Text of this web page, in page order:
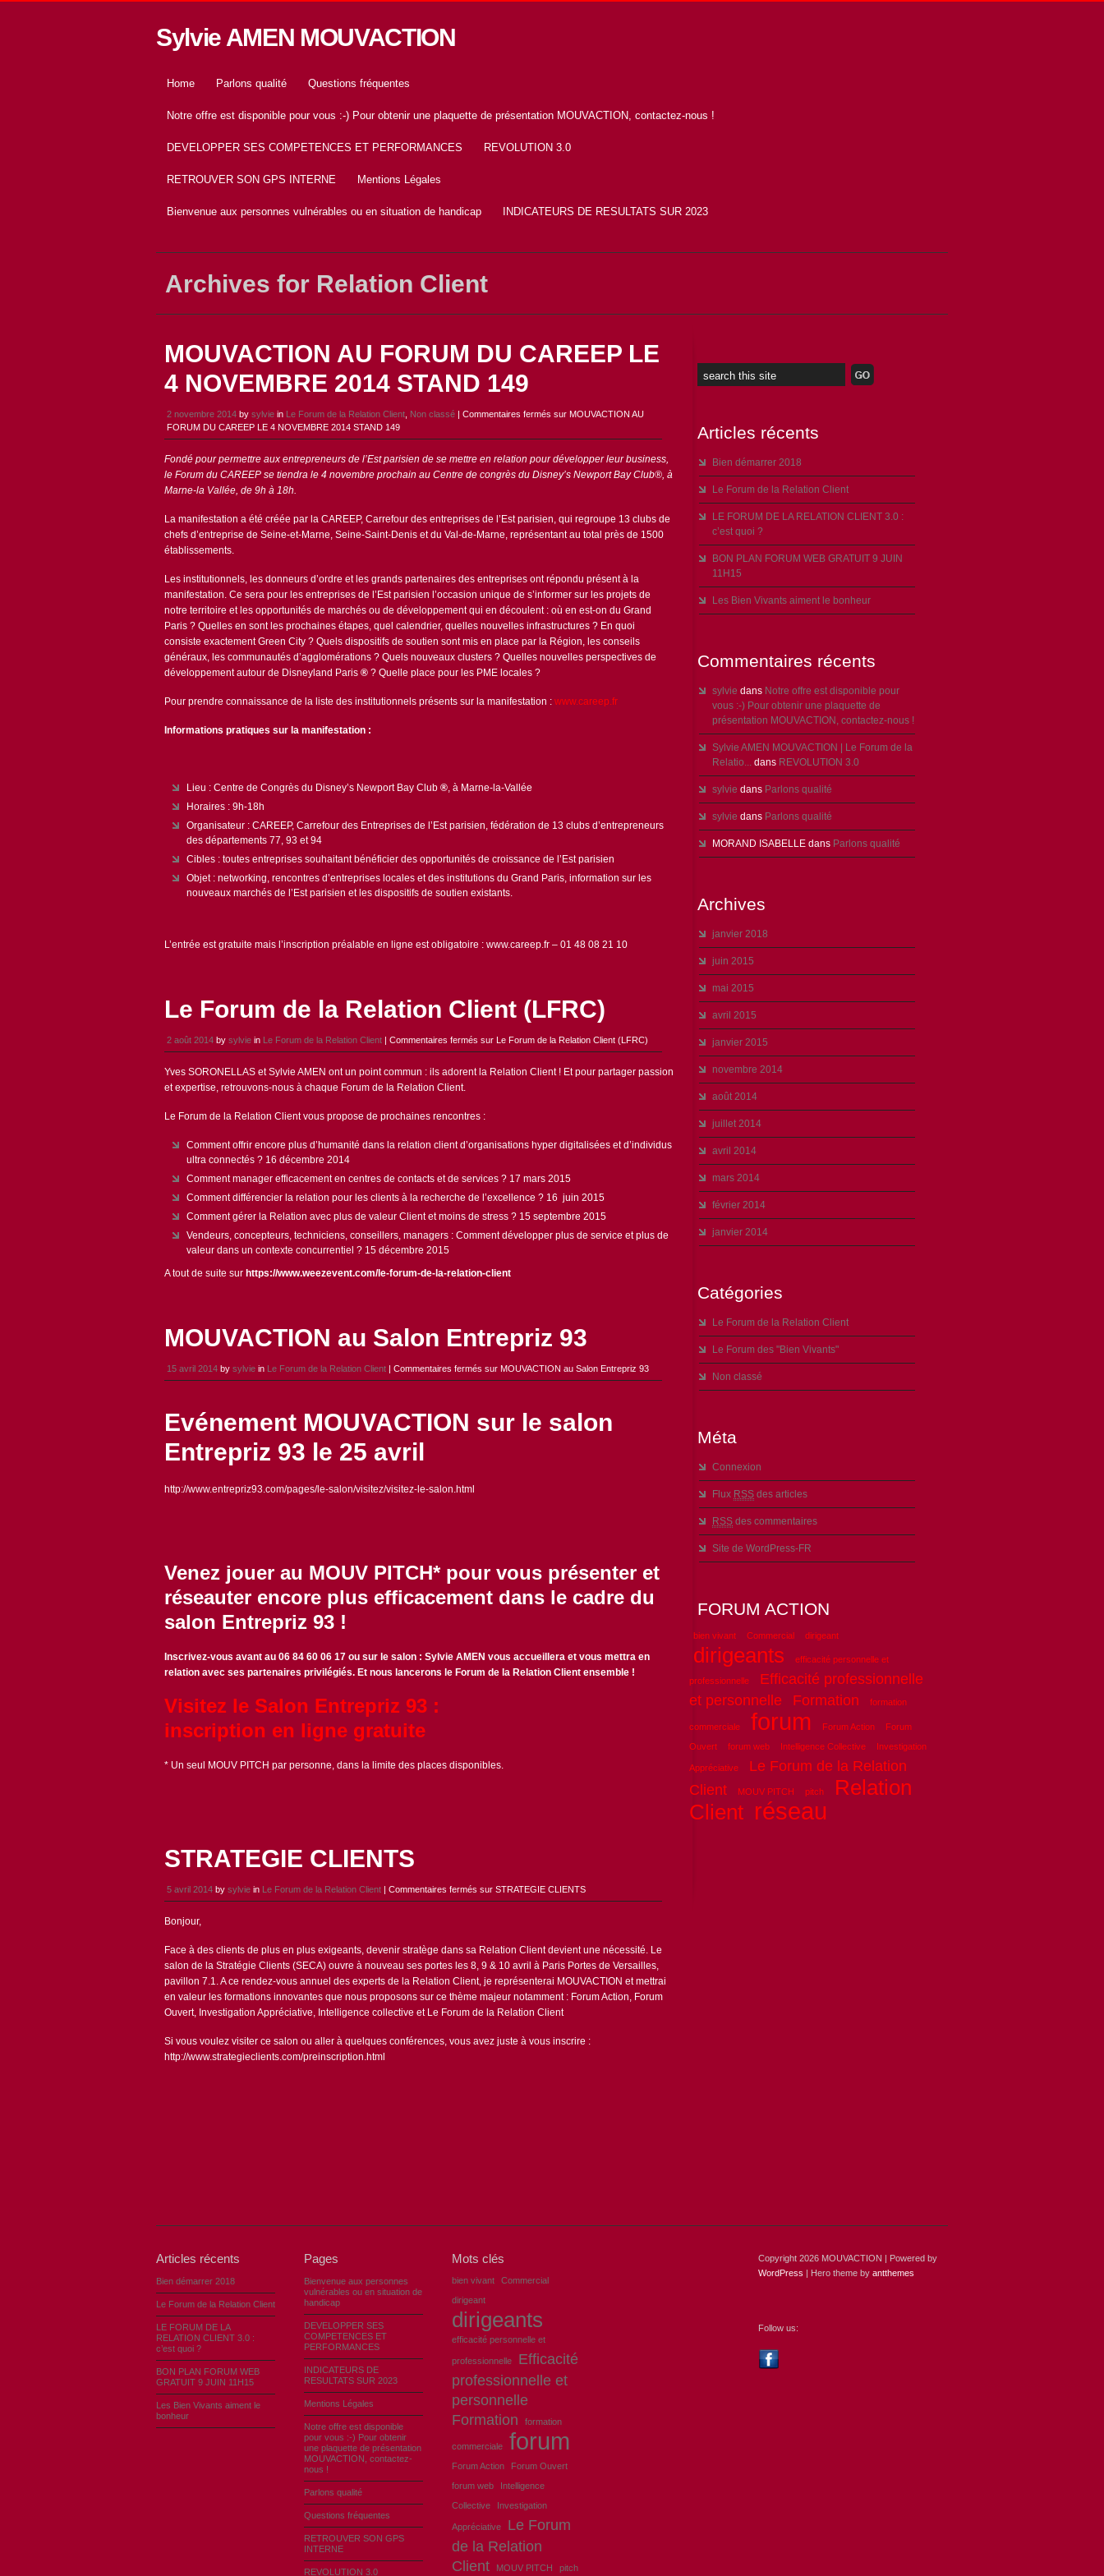
Sylvie AMEN MOUVACTION
Home Parlons qualité Questions fréquentes
Notre offre est disponible pour vous :-) Pour obtenir une plaquette de présentation MOUVACTION, contactez-nous !
DEVELOPPER SES COMPETENCES ET PERFORMANCES REVOLUTION 3.0
RETROUVER SON GPS INTERNE Mentions Légales
Bienvenue aux personnes vulnérables ou en situation de handicap INDICATEURS DE RESULTATS SUR 2023
Archives for Relation Client
MOUVACTION AU FORUM DU CAREEP LE
4 NOVEMBRE 2014 STAND 149
2 novembre 2014 by sylvie in Le Forum de la Relation Client Non classé | Commentaires fermés sur MOUVACTION AU
FORUM DU CAREEP LE 4 NOVEMBRE 2014 STAND 149
Fondé pour permettre aux entrepreneurs de l’Est parisien de se mettre en relation pour développer leur business,
le Forum du CAREEP se tiendra le 4 novembre prochain au Centre de congrès du Disney’s Newport Bay Club®, à
Marne-la Vallée, de 9h à 18h.
La manifestation a été créée par la CAREEP, Carrefour des entreprises de l’Est parisien, qui regroupe 13 clubs de
chefs d’entreprise de Seine-et-Marne, Seine-Saint-Denis et du Val-de-Marne, représentant au total près de 1500
établissements.
Les institutionnels, les donneurs d’ordre et les grands partenaires des entreprises ont répondu présent à la
manifestation. Ce sera pour les entreprises de l’Est parisien l’occasion unique de s’informer sur les projets de
notre territoire et les opportunités de marchés ou de développement qui en découlent : où en est-on du Grand
Paris ? Quelles en sont les prochaines étapes, quel calendrier, quelles nouvelles infrastructures ? En quoi
consiste exactement Green City ? Quels dispositifs de soutien sont mis en place par la Région, les conseils
généraux, les communautés d’agglomérations ? Quels nouveaux clusters ? Quelles nouvelles perspectives de
développement autour de Disneyland Paris ® ? Quelle place pour les PME locales ?
Pour prendre connaissance de la liste des institutionnels présents sur la manifestation : www.careep.fr
Informations pratiques sur la manifestation :
Lieu : Centre de Congrès du Disney’s Newport Bay Club ®, à Marne-la-Vallée
Horaires : 9h-18h
Organisateur : CAREEP, Carrefour des Entreprises de l’Est parisien, fédération de 13 clubs d’entrepreneurs
des départements 77, 93 et 94
Cibles : toutes entreprises souhaitant bénéficier des opportunités de croissance de l’Est parisien
Objet : networking, rencontres d’entreprises locales et des institutions du Grand Paris, information sur les
nouveaux marchés de l’Est parisien et les dispositifs de soutien existants.
L’entrée est gratuite mais l’inscription préalable en ligne est obligatoire : www.careep.fr – 01 48 08 21 10
Le Forum de la Relation Client (LFRC)
2 août 2014 by sylvie in Le Forum de la Relation Client | Commentaires fermés sur Le Forum de la Relation Client (LFRC)
Yves SORONELLAS et Sylvie AMEN ont un point commun : ils adorent la Relation Client ! Et pour partager passion
et expertise, retrouvons-nous à chaque Forum de la Relation Client.
Le Forum de la Relation Client vous propose de prochaines rencontres :
Comment offrir encore plus d’humanité dans la relation client d’organisations hyper digitalisées et d’individus
ultra connectés ? 16 décembre 2014
Comment manager efficacement en centres de contacts et de services ? 17 mars 2015
Comment différencier la relation pour les clients à la recherche de l’excellence ? 16 juin 2015
Comment gérer la Relation avec plus de valeur Client et moins de stress ? 15 septembre 2015
Vendeurs, concepteurs, techniciens, conseillers, managers : Comment développer plus de service et plus de
valeur dans un contexte concurrentiel ? 15 décembre 2015
A tout de suite sur https://www.weezevent.com/le-forum-de-la-relation-client
MOUVACTION au Salon Entrepriz 93
15 avril 2014 by sylvie in Le Forum de la Relation Client | Commentaires fermés sur MOUVACTION au Salon Entrepriz 93
Evénement MOUVACTION sur le salon
Entrepriz 93 le 25 avril
http://www.entrepriz93.com/pages/le-salon/visitez/visitez-le-salon.html
Venez jouer au MOUV PITCH* pour vous présenter et
réseauter encore plus efficacement dans le cadre du
salon Entrepriz 93 !
Inscrivez-vous avant au 06 84 60 06 17 ou sur le salon : Sylvie AMEN vous accueillera et vous mettra en
relation avec ses partenaires privilégiés. Et nous lancerons le Forum de la Relation Client ensemble !
Visitez le Salon Entrepriz 93 :
inscription en ligne gratuite
* Un seul MOUV PITCH par personne, dans la limite des places disponibles.
STRATEGIE CLIENTS
5 avril 2014 by sylvie in Le Forum de la Relation Client | Commentaires fermés sur STRATEGIE CLIENTS
Bonjour,
Face à des clients de plus en plus exigeants, devenir stratège dans sa Relation Client devient une nécessité. Le
salon de la Stratégie Clients (SECA) ouvre à nouveau ses portes les 8, 9 & 10 avril à Paris Portes de Versailles,
pavillon 7.1. A ce rendez-vous annuel des experts de la Relation Client, je représenterai MOUVACTION et mettrai
en valeur les formations innovantes que nous proposons sur ce thème majeur notamment : Forum Action, Forum
Ouvert, Investigation Appréciative, Intelligence collective et Le Forum de la Relation Client
Si vous voulez visiter ce salon ou aller à quelques conférences, vous avez juste à vous inscrire :
http://www.strategieclients.com/preinscription.html
Articles récents
Bien démarrer 2018
Le Forum de la Relation Client
LE FORUM DE LA RELATION CLIENT 3.0 :
c’est quoi ?
BON PLAN FORUM WEB GRATUIT 9 JUIN
11H15
Les Bien Vivants aiment le bonheur
Commentaires récents
sylvie dans Notre offre est disponible pour
vous :-) Pour obtenir une plaquette de
présentation MOUVACTION, contactez-nous !
Sylvie AMEN MOUVACTION | Le Forum de la
Relatio... dans REVOLUTION 3.0
sylvie dans Parlons qualité
sylvie dans Parlons qualité
MORAND ISABELLE dans Parlons qualité
Archives
janvier 2018
juin 2015
mai 2015
avril 2015
janvier 2015
novembre 2014
août 2014
juillet 2014
avril 2014
mars 2014
février 2014
janvier 2014
Catégories
Le Forum de la Relation Client
Le Forum des "Bien Vivants"
Non classé
Méta
Connexion
Flux RSS des articles
RSS des commentaires
Site de WordPress-FR
FORUM ACTION
bien vivant Commercial dirigeant
dirigeants efficacité personnelle et
professionnelle
Efficacité professionnelle
et personnelle
Formation formation
commerciale forum Forum Action
Forum
Ouvert
forum web Intelligence Collective Investigation
Appréciative
Le Forum de la Relation
Client
MOUV PITCH pitch
Relation
Client réseau
Articles récents
Bien démarrer 2018
Le Forum de la Relation Client
LE FORUM DE LA
RELATION CLIENT 3.0 :
c’est quoi ?
BON PLAN FORUM WEB
GRATUIT 9 JUIN 11H15
Les Bien Vivants aiment le
bonheur
Pages
Bienvenue aux personnes
vulnérables ou en situation de
handicap
DEVELOPPER SES
COMPETENCES ET
PERFORMANCES
INDICATEURS DE
RESULTATS SUR 2023
Mentions Légales
Notre offre est disponible
pour vous :-) Pour obtenir
une plaquette de présentation
MOUVACTION, contactez-
nous !
Parlons qualité
Questions fréquentes
RETROUVER SON GPS
INTERNE
REVOLUTION 3.0
Mots clés
bien vivant
Commercial
dirigeant
dirigeants
efficacité personnelle et
professionnelle
Efficacité
professionnelle et
personnelle
Formation
formation
commerciale forum
Forum Action
Forum Ouvert
forum web
Intelligence
Collective
Investigation
Appréciative
Le Forum
de la Relation
Client
MOUV PITCH pitch
Copyright 2026 MOUVACTION | Powered by
WordPress | Hero theme by antthemes
Follow us: